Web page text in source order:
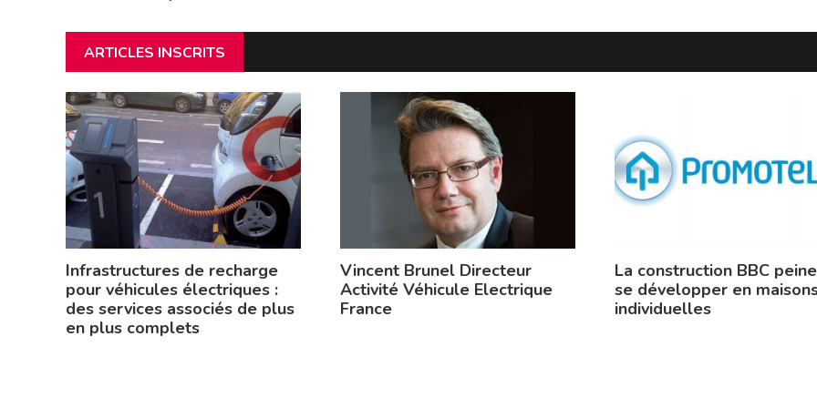
ARTICLES INSCRITS
Infrastructures de recharge
pour véhicules électriques :
des services associés de plus
en plus complets
Vincent Brunel Directeur
Activité Véhicule Electrique
France
La construction BBC
se développer en
individuelles